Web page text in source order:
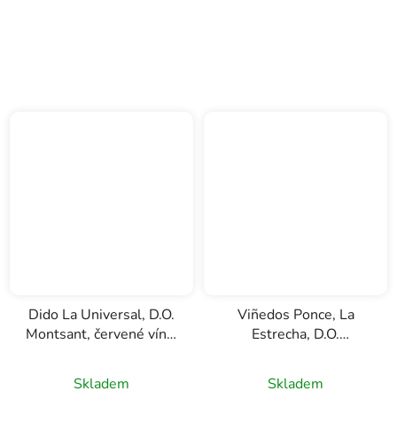
Dido La Universal, D.O.
Montsant, červené víno,
Skladem
Viñedos Ponce, La
Estrecha, D.O.
víno, 0,75l
Skladem